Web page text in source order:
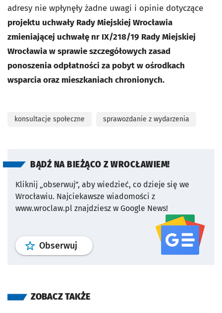
adresy nie wpłynęły żadne uwagi i opinie dotyczące
projektu uchwały Rady Miejskiej Wrocławia
zmieniającej uchwałę nr IX/218/19 Rady Miejskiej
Wrocławia w sprawie szczegółowych zasad
ponoszenia odpłatności za pobyt w ośrodkach
wsparcia oraz mieszkaniach chronionych.
konsultacje społeczne sprawozdanie z wydarzenia
BĄDŹ NA BIEŻĄCO Z WROCŁAWIEM!
Kliknij „obserwuj”, aby wiedzieć, co dzieje się we
Wrocławiu. Najciekawsze wiadomości z
www.wroclaw.pl znajdziesz w Google News!
Obserwuj profil serwisu
ZOBACZ TAKŻE